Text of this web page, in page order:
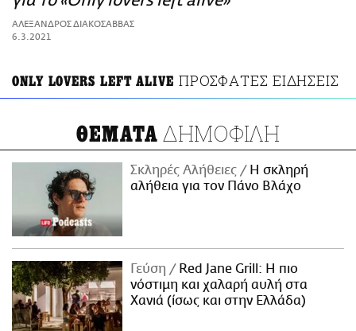
ΑΜΠΑ
PRINT
ΑΛΕΞΑΝΔΡΟΣ ΔΙΑΚΟΣΑΒΒΑΣ
6.3.2021
ONLY LOVERS LEFT ALIVE ΠΡΟΣΦΑΤΕΣ ΕΙΔΗΣΕΙΣ
ΘΕΜΑΤΑ ΔΗΜΟΦΙΛΗ
Σκληρές Αλήθειες
H σκληρή
αλήθεια για τον Πάνο Βλάχο
Γεύση
Red Jane Grill: Η πιο
νόστιμη και χαλαρή αυλή στα
Χανιά (ίσως και στην Ελλάδα)